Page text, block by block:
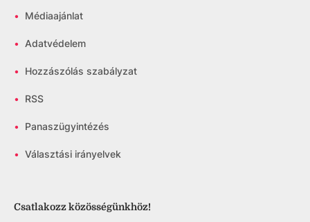
• Médiaajánlat
• Adatvédelem
• Hozzászólás szabályzat
• RSS
• Panaszügyintézés
• Választási irányelvek
Csatlakozz közösségünkhöz!